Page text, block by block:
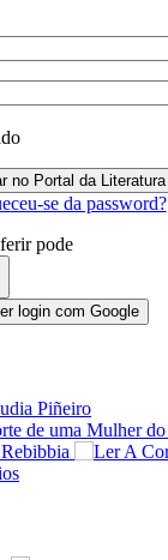
se da password?
pode
login com Google